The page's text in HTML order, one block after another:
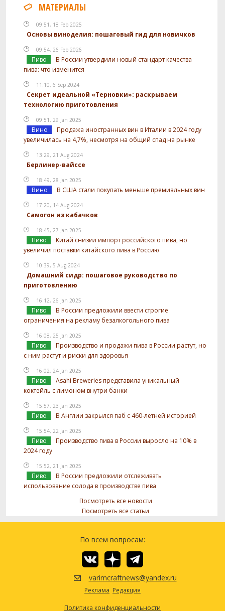
МАТЕРИАЛЫ
09:51, 18 Feb 2025
Основы виноделия: пошаговый гид для новичков
09:54, 26 Feb 2026
Пиво
В России утвердили новый стандарт качества
пива: что изменится
11:10, 6 Sep 2024
Секрет идеальной «Терновки»: раскрываем
технологию приготовления
09:51, 29 Jan 2025
Вино
Продажа иностранных вин в Италии в 2024 году
увеличилась на 4,7%, несмотря на общий спад на рынке
13:29, 21 Aug 2024
Берлинер-вайссе
18:49, 28 Jan 2025
Вино В США стали покупать меньше премиальных вин
17:20, 14 Aug 2024
Самогон из кабачков
18:45, 27 Jan 2025
Пиво
Китай снизил импорт российского пива, но
увеличил поставки китайского пива в Россию
10:39, 5 Aug 2024
Домашний сидр: пошаговое руководство по
приготовлению
16:12, 26 Jan 2025
Пиво
В России предложили ввести строгие
ограничения на рекламу безалкогольного пива
16:08, 25 Jan 2025
Пиво
Производство и продажи пива в России растут, но
с ним растут и риски для здоровья
16:02, 24 Jan 2025
Пиво
Asahi Breweries представила уникальный
коктейль с лимоном внутри банки
15:57, 23 Jan 2025
Пиво В Англии закрылся паб с 460-летней историей
15:54, 22 Jan 2025
Пиво
Производство пива в России выросло на 10% в
2024 году
15:52, 21 Jan 2025
Пиво
В России предложили отслеживать
использование солода в производстве пива
Посмотреть все новости
Посмотреть все статьи
По всем вопросам:
varimcraftnews@yandex.ru
Реклама Редакция
Политика конфиденциальности